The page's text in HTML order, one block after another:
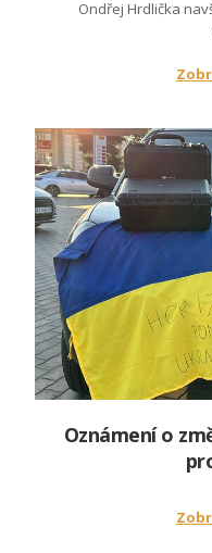
Ondřej Hrdlička
Oznámení o